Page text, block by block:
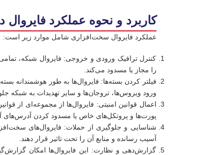
کاربرد و نحوه عملکرد فایروال
عملکرد فایروال سخت‌افزاری شامل موارد زیر است:
کنترل ترافیک ورودی و خروجی: فایروال شبکه،
را مجاز یا مسدود می‌کند.
فیلتر کردن بسته‌ها: فایروال‌ها به‌ طور هوشمندانه
ورود ویروس‌ها، تروجان‌ها و سایر تهدیدات به شبکه
اعمال قوانین امنیتی: فایروال‌ها از مجموعه‌ای از
پورت‌ها و پروتکل‌های خاص یا مسدود کردن آدرس‌های
آسیب رسانده و منابع آن را تحت تاثیر قرار دهند.
گزارش‌دهی و نظارت: این فایروال‌ها امکان